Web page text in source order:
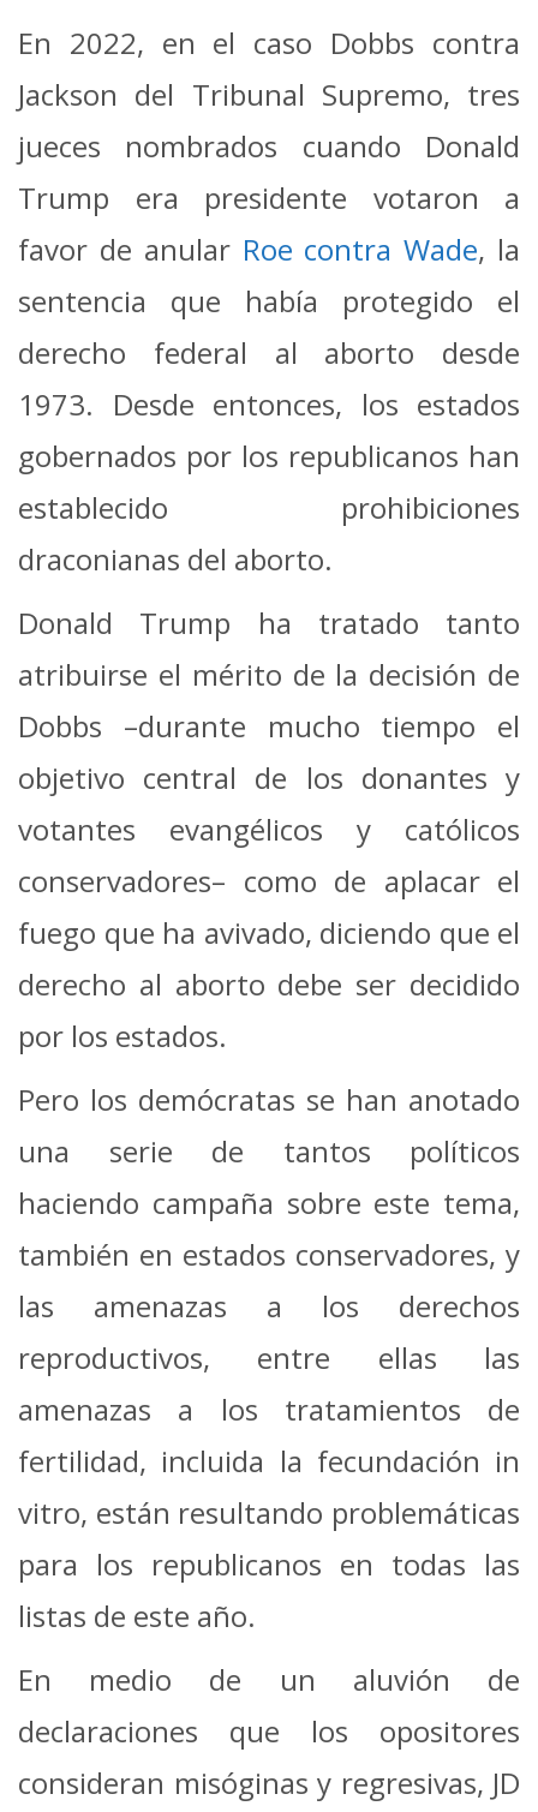
En 2022, en el caso Dobbs contra
Jackson del Tribunal Supremo, tres
jueces nombrados cuando Donald
Trump era presidente votaron a
favor de anular Roe contra Wade, la
sentencia que había protegido el
derecho federal al aborto desde
1973. Desde entonces, los estados
gobernados por los republicanos han
establecido prohibiciones
draconianas del aborto.
Donald Trump ha tratado tanto
atribuirse el mérito de la decisión de
Dobbs –durante mucho tiempo el
objetivo central de los donantes y
votantes evangélicos y católicos
conservadores– como de aplacar el
fuego que ha avivado, diciendo que el
derecho al aborto debe ser decidido
por los estados.
Pero los demócratas se han anotado
una serie de tantos políticos
haciendo campaña sobre este tema,
también en estados conservadores, y
las amenazas a los derechos
reproductivos, entre ellas las
amenazas a los tratamientos de
fertilidad, incluida la fecundación in
vitro, están resultando problemáticas
para los republicanos en todas las
listas de este año.
En medio de un aluvión de
declaraciones que los opositores
consideran misóginas y regresivas, JD